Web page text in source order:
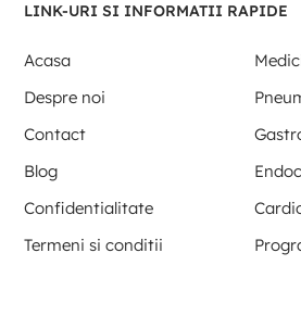
LINK-URI SI INFORMATII RAPIDE
Acasa
Despre noi
Contact
Blog
Confidentialitate
Termeni si conditii